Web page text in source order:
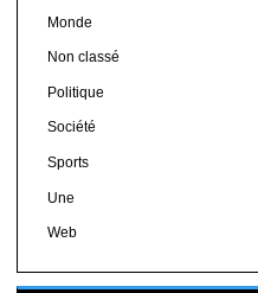
Monde
Non classé
Politique
Société
Sports
Une
Web